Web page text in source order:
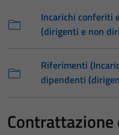
Incarichi conferiti
(dirigenti e non
Riferimenti
dipendenti